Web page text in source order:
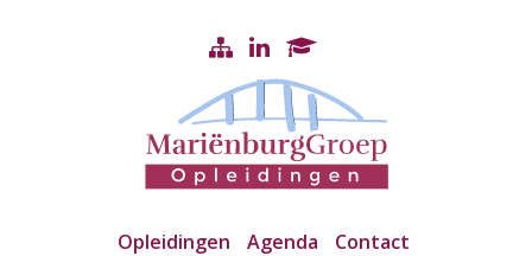
Opleidingen Agenda Contact